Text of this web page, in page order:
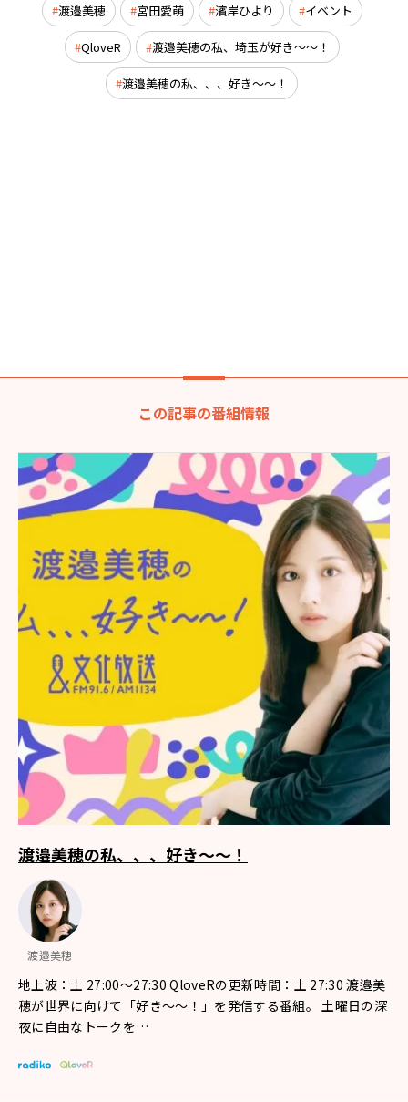
渡邉美穂 宮田愛萌 濱岸ひより イベント
QloveR 渡邉美穂の私、埼玉が好き～～！
渡邉美穂の私、、、好き～～！
この記事の番組情報
渡邉美穂の私、、、好き～～！
渡邉美穂
地上波：土 27:00～27:30 QloveRの更新時間：土 27:30 渡邉美
穂が世界に向けて「好き～～！」を発信する番組。 土曜日の深
夜に自由なトークを…